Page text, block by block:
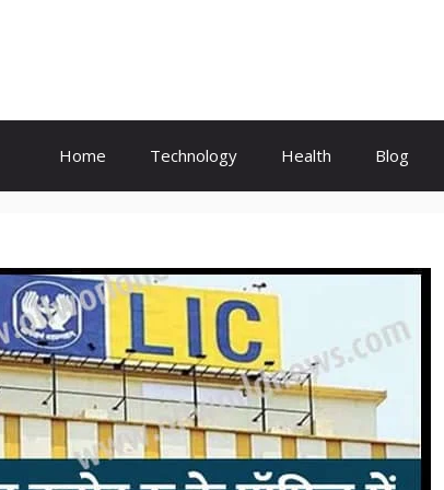
Home Technology Health Blog